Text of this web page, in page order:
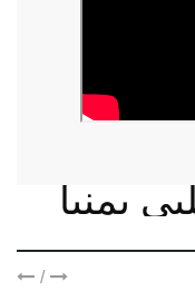
يمنيا
/